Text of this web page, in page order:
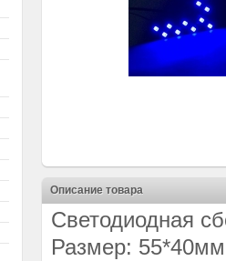
Описание товара
Светодиодная
Размер: